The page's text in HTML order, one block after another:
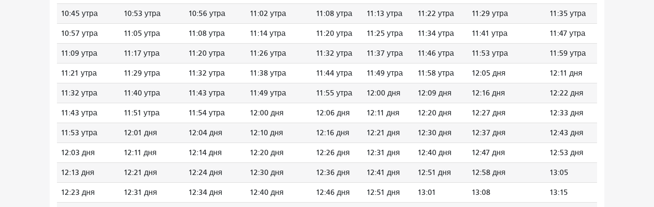
10:45 утра 10:53 утра 10:56 утра 11:02 утра 11:08 утра 11:13 утра 11:22 утра 11:29 утра 11:35 утра
10:57 утра 11:05 утра 11:08 утра 11:14 утра 11:20 утра 11:25 утра 11:34 утра 11:41 утра 11:47 утра
11:09 утра 11:17 утра 11:20 утра 11:26 утра 11:32 утра 11:37 утра 11:46 утра 11:53 утра 11:59 утра
11:21 утра 11:29 утра 11:32 утра 11:38 утра 11:44 утра 11:49 утра 11:58 утра 12:05 дня 12:11 дня
11:32 утра 11:40 утра 11:43 утра 11:49 утра 11:55 утра 12:00 дня 12:09 дня 12:16 дня 12:22 дня
11:43 утра 11:51 утра 11:54 утра 12:00 дня 12:06 дня 12:11 дня 12:20 дня 12:27 дня 12:33 дня
11:53 утра 12:01 дня 12:04 дня 12:10 дня 12:16 дня 12:21 дня 12:30 дня 12:37 дня 12:43 дня
12:03 дня 12:11 дня 12:14 дня 12:20 дня 12:26 дня 12:31 дня 12:40 дня 12:47 дня 12:53 дня
12:13 дня 12:21 дня 12:24 дня 12:30 дня 12:36 дня 12:41 дня 12:51 дня 12:58 дня 13:05
12:23 дня 12:31 дня 12:34 дня 12:40 дня 12:46 дня 12:51 дня 13:01 13:08 13:15